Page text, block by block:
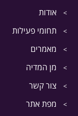
אודות
תחומי פעילות
מאמרים
מן המדיה
צור קשר
מפת אתר